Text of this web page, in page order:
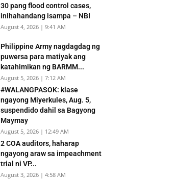
30 pang flood control cases,
inihahandang isampa – NBI
August 4, 2026 | 9:41 AM
Philippine Army nagdagdag ng
puwersa para matiyak ang
katahimikan ng BARMM...
August 5, 2026 | 7:12 AM
#WALANGPASOK: klase
ngayong Miyerkules, Aug. 5,
suspendido dahil sa Bagyong
Maymay
August 5, 2026 | 12:49 AM
2 COA auditors, haharap
ngayong araw sa impeachment
trial ni VP...
August 3, 2026 | 4:58 AM